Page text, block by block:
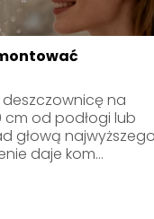
na
cm od podłogi lub
głową
daje kom...